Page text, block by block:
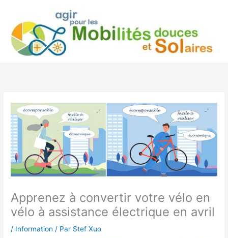
contenu
Apprenez à convertir votre vélo en
vélo à assistance électrique en avril
/ Information / Par Stef Xuo